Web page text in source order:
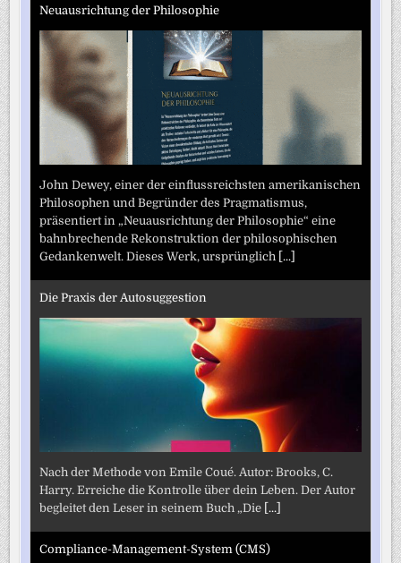
Neuausrichtung der Philosophie
John Dewey, einer der einflussreichsten amerikanischen
Philosophen und Begründer des Pragmatismus,
präsentiert in „Neuausrichtung der Philosophie“ eine
bahnbrechende Rekonstruktion der philosophischen
Gedankenwelt. Dieses Werk, ursprünglich
[...]
Die Praxis der Autosuggestion
Nach der Methode von Emile Coué. Autor: Brooks, C.
Harry. Erreiche die Kontrolle über dein Leben. Der Autor
begleitet den Leser in seinem Buch „Die [...]
Compliance-Management-System (CMS)